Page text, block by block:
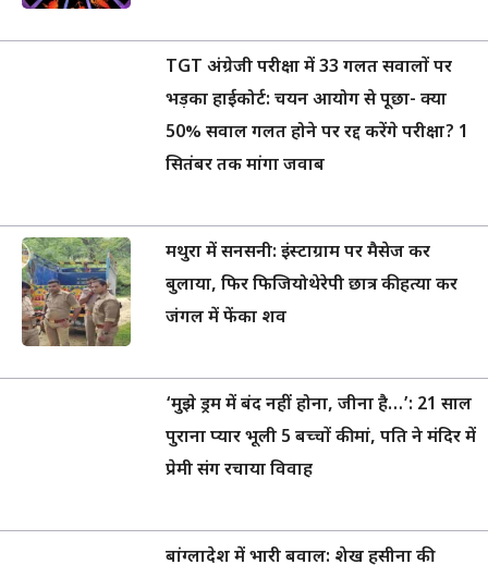
TGT अंग्रेजी परीक्षा में 33 गलत सवालों पर
भड़का हाईकोर्ट: चयन आयोग से पूछा- क्या
50% सवाल गलत होने पर रद्द करेंगे परीक्षा? 1
सितंबर तक मांगा जवाब
मथुरा में सनसनी: इंस्टाग्राम पर मैसेज कर
बुलाया, फिर फिजियोथेरेपी छात्र की हत्या कर
जंगल में फेंका शव
‘मुझे ड्रम में बंद नहीं होना, जीना है…’: 21 साल
पुराना प्यार भूली 5 बच्चों की मां, पति ने मंदिर में
प्रेमी संग रचाया विवाह
बांग्लादेश में भारी बवाल: शेख हसीना की